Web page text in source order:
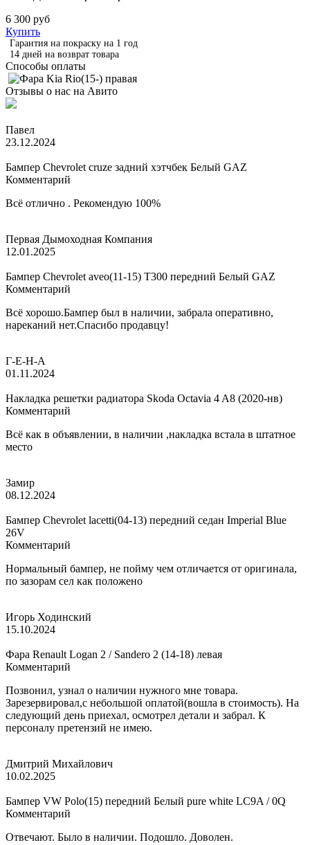
6 300 руб
Купить
Гарантия на покраску на 1 год
14 дней на возврат товара
Способы оплаты
Отзывы о нас на Авито
Павел
23.12.2024
Бампер Chevrolet cruze задний хэтчбек Белый GAZ
Комментарий
Всё отлично . Рекомендую 100%
Первая Дымоходная Компания
12.01.2025
Бампер Chevrolet aveo(11-15) T300 передний Белый GAZ
Комментарий
Всё хорошо.Бампер был в наличии, забрала оперативно,
нареканий нет.Спасибо продавцу!
Г-Е-Н-А
01.11.2024
Накладка решетки радиатора Skoda Octavia 4 A8 (2020-нв)
Комментарий
Всё как в объявлении, в наличии ,накладка встала в штатное
место
Замир
08.12.2024
Бампер Chevrolet lacetti(04-13) передний седан Imperial Blue
26V
Комментарий
Нормальный бампер, не пойму чем отличается от оригинала,
по зазорам сел как положено
Игорь Ходинский
15.10.2024
Фара Renault Logan 2 / Sandero 2 (14-18) левая
Комментарий
Позвонил, узнал о наличии нужного мне товара.
Зарезервировал,с небольшой оплатой(вошла в стоимость). На
следующий день приехал, осмотрел детали и забрал. К
персоналу претензий не имею.
Дмитрий Михайлович
10.02.2025
Бампер VW Polo(15) передний Белый pure white LC9A / 0Q
Комментарий
Отвечают. Было в наличии. Подошло. Доволен.